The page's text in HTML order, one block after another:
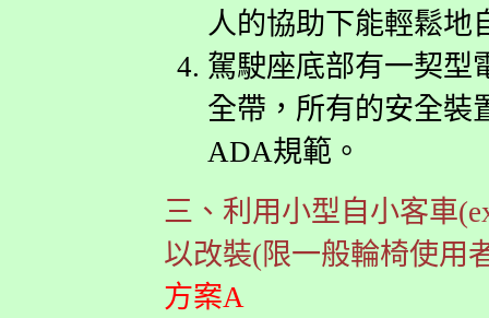
人的協助下能輕鬆地
駕駛座底部有一契型
全帶，所有的安全裝
ADA規範。
三、利用小型自小客車
以改裝(限一般輪椅使用
方案A